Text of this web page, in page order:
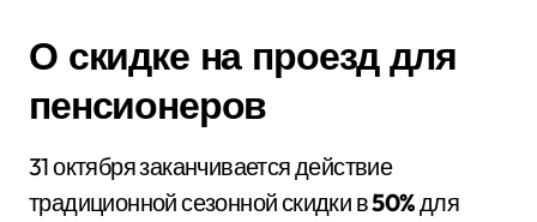
О скидке на проезд для
пенсионеров
31 октября заканчивается действие
традиционной сезонной скидки в50%для